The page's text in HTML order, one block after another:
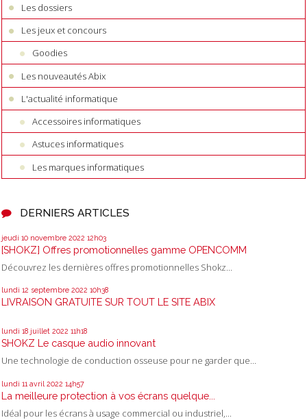
Les dossiers
Les jeux et concours
Goodies
Les nouveautés Abix
L'actualité informatique
Accessoires informatiques
Astuces informatiques
Les marques informatiques
DERNIERS ARTICLES
jeudi 10 novembre 2022 12h03
[SHOKZ] Offres promotionnelles gamme OPENCOMM
Découvrez les dernières offres promotionnelles Shokz...
lundi 12 septembre 2022 10h38
LIVRAISON GRATUITE SUR TOUT LE SITE ABIX
lundi 18 juillet 2022 11h18
SHOKZ Le casque audio innovant
Une technologie de conduction osseuse pour ne garder que...
lundi 11 avril 2022 14h57
La meilleure protection à vos écrans quelque...
Idéal pour les écrans à usage commercial ou industriel,...